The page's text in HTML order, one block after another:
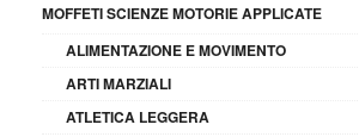
MOFFETI SCIENZE MOTORIE APPLICATE
ALIMENTAZIONE E MOVIMENTO
ARTI MARZIALI
ATLETICA LEGGERA